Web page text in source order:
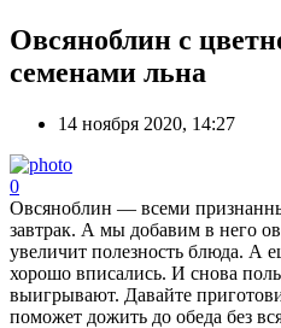
Овсяноблин с
семенами льна
14 ноября 2020, 14:27
0
Овсяноблин — всеми
завтрак. А мы добавим в него
увеличит полезность блюда. А
хорошо вписались. И снова
выигрывают. Давайте
поможет дожить до обеда без